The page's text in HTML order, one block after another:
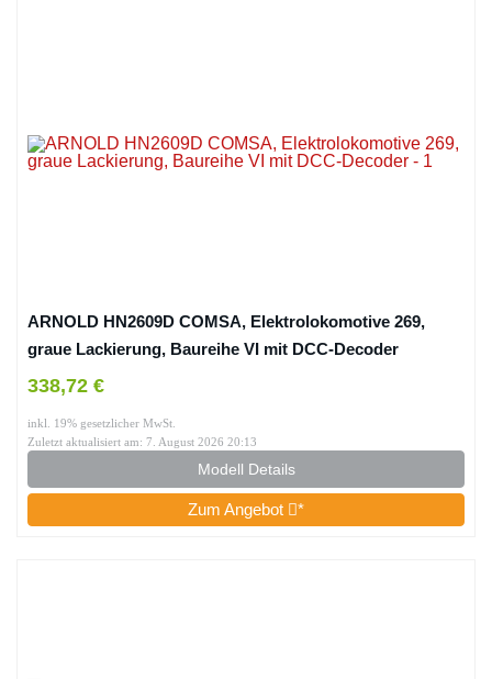
ARNOLD HN2609D COMSA, Elektrolokomotive 269,
graue Lackierung, Baureihe VI mit DCC-Decoder
338,72 €
inkl. 19% gesetzlicher MwSt.
Zuletzt aktualisiert am: 7. August 2026 20:13
Modell Details
Zum Angebot *